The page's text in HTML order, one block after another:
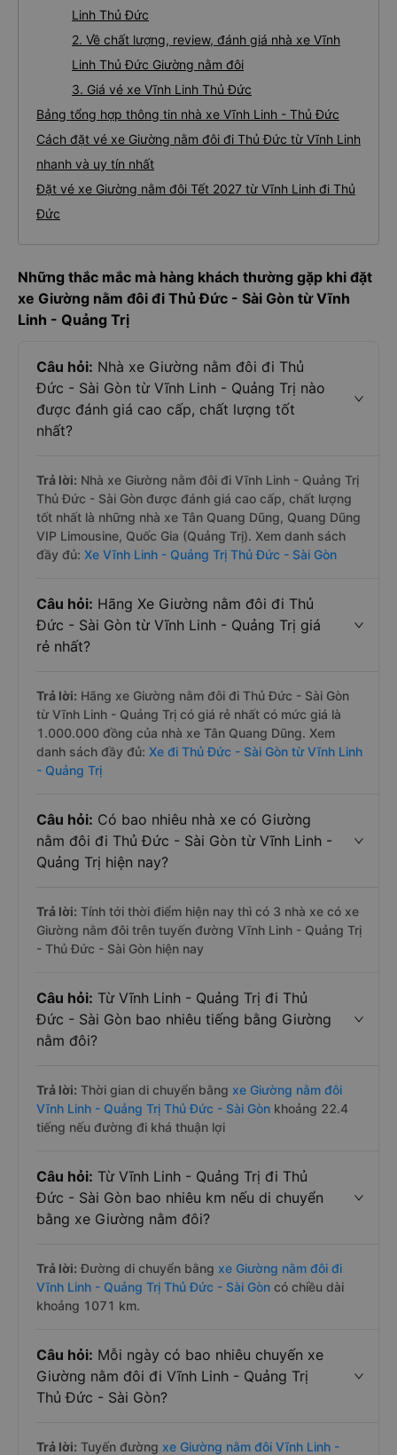
Linh Thủ Đức
2. Về chất lượng, review, đánh giá nhà xe Vĩnh
Linh Thủ Đức Giường nằm đôi
3. Giá vé xe Vĩnh Linh Thủ Đức
Bảng tổng hợp thông tin nhà xe Vĩnh Linh - Thủ Đức
Cách đặt vé xe Giường nằm đôi đi Thủ Đức từ Vĩnh Linh
nhanh và uy tín nhất
Đặt vé xe Giường nằm đôi Tết 2027 từ Vĩnh Linh đi Thủ
Đức
Những thắc mắc mà hàng khách thường gặp khi đặt
xe Giường nằm đôi đi Thủ Đức - Sài Gòn từ Vĩnh
Linh - Quảng Trị
Câu hỏi: Nhà xe Giường nằm đôi đi Thủ
Đức - Sài Gòn từ Vĩnh Linh - Quảng Trị nào
được đánh giá cao cấp, chất lượng tốt
nhất?
Trả lời: Nhà xe Giường nằm đôi đi Vĩnh Linh - Quảng Trị
Thủ Đức - Sài Gòn được đánh giá cao cấp, chất lượng
tốt nhất là những nhà xe Tân Quang Dũng, Quang Dũng
VIP Limousine, Quốc Gia (Quảng Trị). Xem danh sách
đầy đủ: Xe Vĩnh Linh - Quảng Trị Thủ Đức - Sài Gòn
Câu hỏi: Hãng Xe Giường nằm đôi đi Thủ
Đức - Sài Gòn từ Vĩnh Linh - Quảng Trị giá
rẻ nhất?
Trả lời: Hãng xe Giường nằm đôi đi Thủ Đức - Sài Gòn
từ Vĩnh Linh - Quảng Trị có giá rẻ nhất có mức giá là
1.000.000 đồng của nhà xe Tân Quang Dũng. Xem
danh sách đầy đủ: Xe đi Thủ Đức - Sài Gòn từ Vĩnh Linh
- Quảng Trị
Câu hỏi: Có bao nhiêu nhà xe có Giường
nằm đôi đi Thủ Đức - Sài Gòn từ Vĩnh Linh -
Quảng Trị hiện nay?
Trả lời: Tính tới thời điểm hiện nay thì có 3 nhà xe có xe
Giường nằm đôi trên tuyến đường Vĩnh Linh - Quảng Trị
- Thủ Đức - Sài Gòn hiện nay
Câu hỏi: Từ Vĩnh Linh - Quảng Trị đi Thủ
Đức - Sài Gòn bao nhiêu tiếng bằng Giường
nằm đôi?
Trả lời: Thời gian di chuyển bằng xe Giường nằm đôi
Vĩnh Linh - Quảng Trị Thủ Đức - Sài Gòn khoảng 22.4
tiếng nếu đường đi khá thuận lợi
Câu hỏi: Từ Vĩnh Linh - Quảng Trị đi Thủ
Đức - Sài Gòn bao nhiêu km nếu di chuyển
bằng xe Giường nằm đôi?
Trả lời: Đường di chuyển bằng xe Giường nằm đôi đi
Vĩnh Linh - Quảng Trị Thủ Đức - Sài Gòn có chiều dài
khoảng 1071 km.
Câu hỏi: Mỗi ngày có bao nhiêu chuyến xe
Giường nằm đôi đi Vĩnh Linh - Quảng Trị
Thủ Đức - Sài Gòn?
Trả lời: Tuyến đường xe Giường nằm đôi Vĩnh Linh -